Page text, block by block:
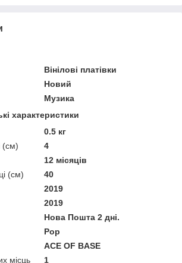
Вінілові платівки
Новий
Музика
характеристики
0.5 кг
(см)
4
12 місяців
(см)
40
2019
2019
Нова Пошта 2 дні.
Pop
ACE OF BASE
місць
1